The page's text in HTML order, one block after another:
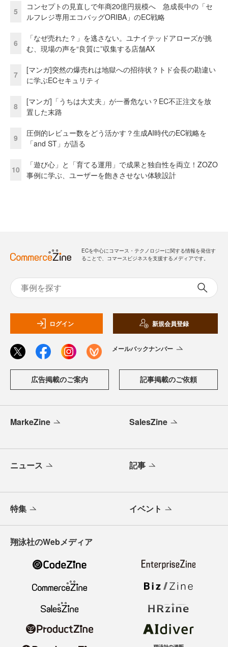
5
コンセプトの見直しで年商20億円規模へ 急成長中の「セ
ルフレジ専用エコバッグORIBA」のEC戦略
6
「なぜ売れた？」を逃さない。ユナイテッドアローズが挑
む、現場の声を“良質に”収集する店舗AX
7
[マンガ]突然の爆売れは地獄への招待状？トド会長の勘違い
に学ぶECセキュリティ
8
[マンガ]「うちは大丈夫」が一番危ない？EC不正注文を放
置した末路
9
圧倒的レビュー数をどう活かす？生成AI時代のEC戦略を
「and ST」が語る
10
「遊び心」と「育てる運用」で成果と独自性を両立！ZOZO
事例に学ぶ、ユーザーを飽きさせない体験設計
ECを中心にコマース・テクノロジーに関する情報を発信す
ることで、コマースビジネスを支援するメディアです。
ログイン 新規会員登録
メールバックナンバー
広告掲載のご案内 記事掲載のご依頼
MarkeZine SalesZine
ニュース 記事
特集 イベント
翔泳社のWebメディア